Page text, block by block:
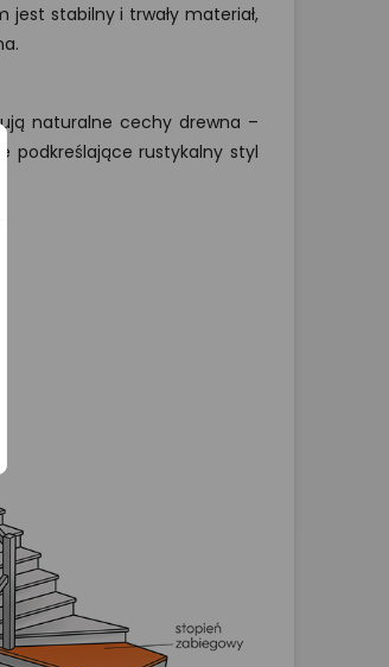
jest stabilny i trwały materiał,
naturalne cechy drewna –
podkreślające rustykalny styl